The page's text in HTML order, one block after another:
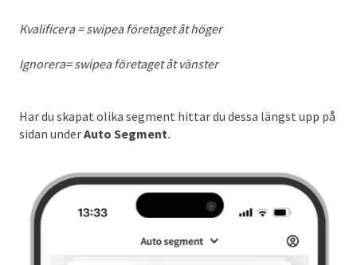
Kvalificera = swipea företaget åt höger
Ignorera= swipea företaget åt vänster
Har du skapat olika segment hittar du dessa längst upp på
sidan underAuto Segment.